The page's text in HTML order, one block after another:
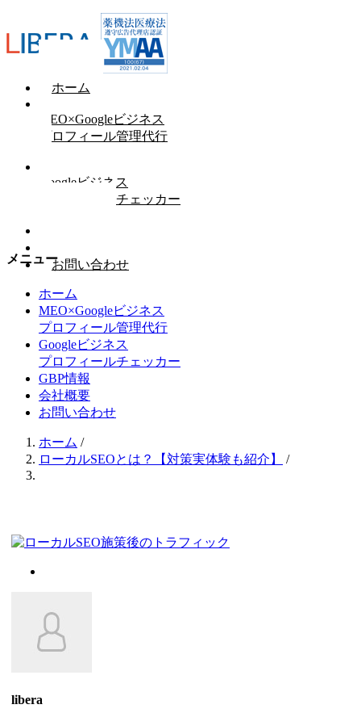
ホーム
MEO×Googleビジネス
プロフィール管理代行
Googleビジネス
プロフィールチェッカー
お問い合わせ
メニュー
ホーム
MEO×Googleビジネス
プロフィール管理代行
Googleビジネス
プロフィールチェッカー
GBP情報
会社概要
お問い合わせ
ホーム /
ローカルSEOとは？【対策実体験も紹介】
/
libera